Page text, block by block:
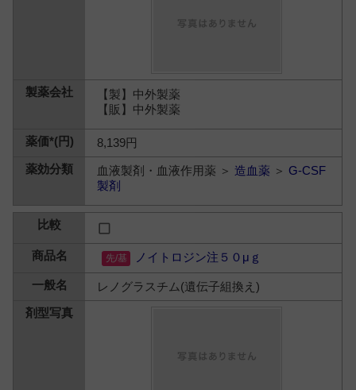
【製】中外製薬
【販】中外製薬
8,139円
血液製剤・血液作用薬 ＞造血薬 ＞ G-CSF
製剤
ノイトロジン注５０μｇ
レノグラスチム(遺伝子組換え)